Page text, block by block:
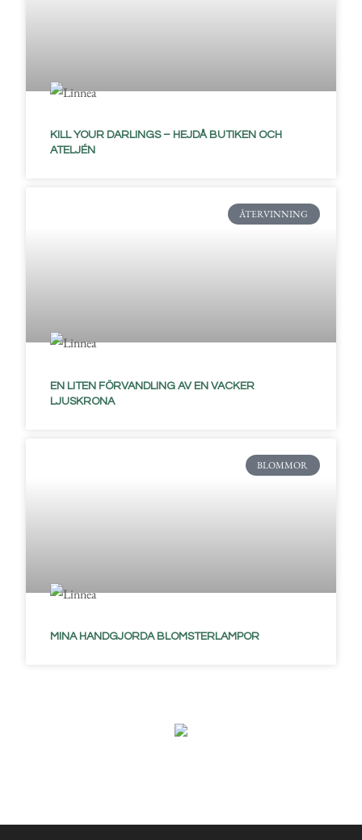
KILL YOUR DARLINGS – HEJDÅ BUTIKEN OCH
ATELJÉN
ÅTERVINNING
EN LITEN FÖRVANDLING AV EN VACKER
LJUSKRONA
BLOMMOR
MINA HANDGJORDA BLOMSTERLAMPOR